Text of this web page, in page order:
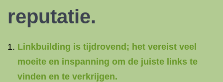
reputatie.
Linkbuilding is tijdrovend; het vereist veel
moeite en inspanning om de juiste links te
vinden en te verkrijgen.